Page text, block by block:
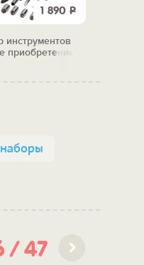
1 890 Р
инструментов
приобретение"
47